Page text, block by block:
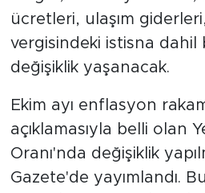
ücretleri, ulaşım
vergisindeki istisna dahil
değişiklik yaşanacak.
Ekim ayı enflasyon
açıklamasıyla belli olan
Oranı'nda değişiklik
Gazete'de yayımlandı.